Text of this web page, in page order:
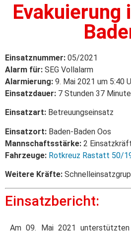
Evakuierung
Einsatznummer: 05/2021
Alarm für: SEG Vollalarm
Alarmierung: 9. Mai 2021 um 5:40
Einsatzdauer: 7 Stunden 37
Einsatzart: Betreuungseinsatz
Einsatzort: Baden-Baden Oos
Mannschaftsstärke: 2
Fahrzeuge: Rotkreuz Rastatt 50/
Weitere Kräfte:
Einsatzbericht:
Am 09. Mai 2021